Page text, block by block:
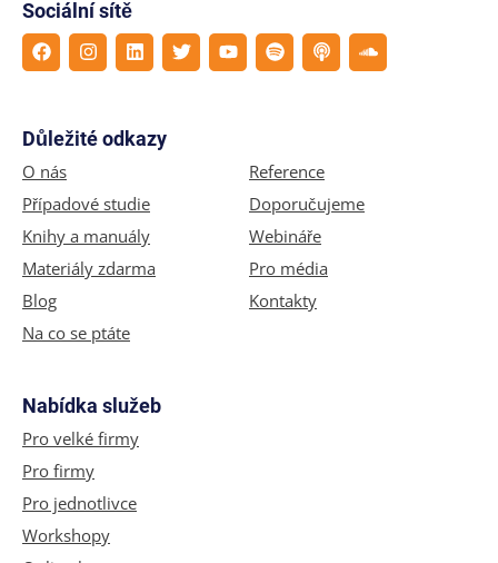
Sociální sítě
Důležité odkazy
O nás
Případové studie
Knihy a manuály
Materiály zdarma
Blog
Na co se ptáte
Reference
Doporučujeme
Webináře
Pro média
Kontakty
Nabídka služeb
Pro velké firmy
Pro firmy
Pro jednotlivce
Workshopy